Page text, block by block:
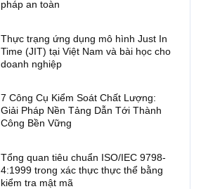
pháp an toàn
Thực trạng ứng dụng mô hình Just In
Time (JIT) tại Việt Nam và bài học cho
doanh nghiệp
7 Công Cụ Kiểm Soát Chất Lượng:
Giải Pháp Nền Tảng Dẫn Tới Thành
Công Bền Vững
Tổng quan tiêu chuẩn ISO/IEC 9798-
4:1999 trong xác thực thực thể bằng
kiểm tra mật mã